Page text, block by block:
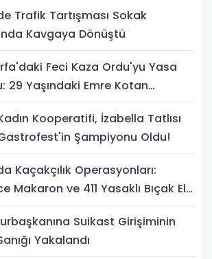
Trafik Tartışması Sokak
Kavgaya Dönüştü
Feci Kaza Ordu'yu Yasa
29 Yaşındaki Emre Kotan
Kooperatifi, İzabella Tatlısı
Şampiyonu Oldu!
Kaçakçılık Operasyonları:
Makaron ve 411 Yasaklı Bıçak Ele
Suikast Girişiminin
Yakalandı